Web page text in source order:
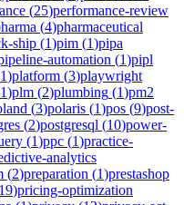
(25)performance-review
(4)pharmaceutical
ship (1)pim (1)pipa
automation (1)pipl
1)platform (3)playwright
1)plm (2)plumbing (1)pm2
(3)polaris (1)pos (9)post-
(2)postgresql (10)power-
(1)ppc (1)practice-
analytics
(2)preparation (1)prestashop
19)pricing-optimization